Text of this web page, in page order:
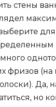
стены
фризов
Да,
но